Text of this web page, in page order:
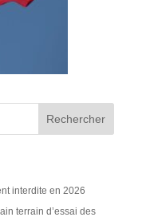
interdite en 2026
terrain d’essai des